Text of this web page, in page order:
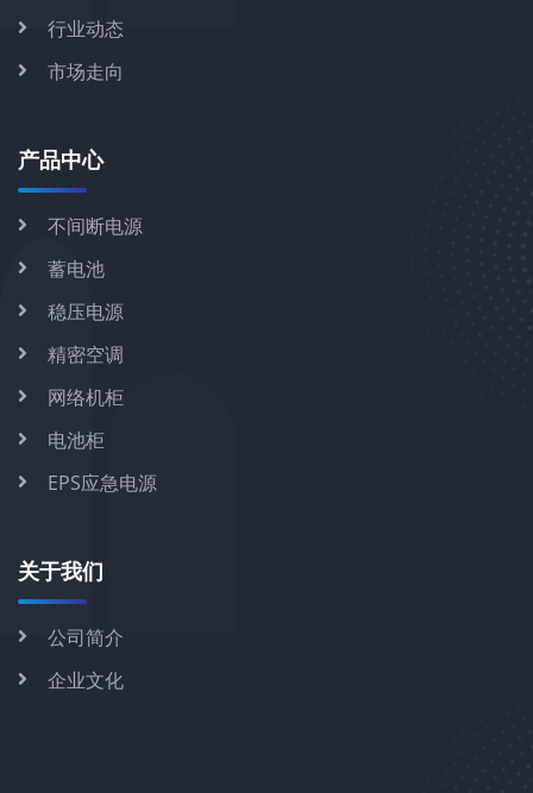
行业动态
市场走向
产品中心
不间断电源
蓄电池
稳压电源
精密空调
网络机柜
电池柜
EPS应急电源
关于我们
公司简介
企业文化